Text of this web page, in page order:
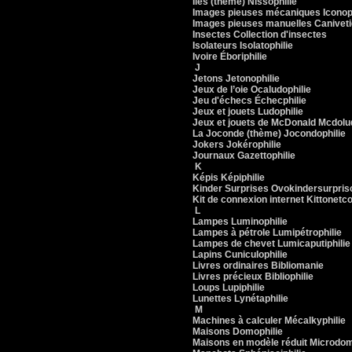
Images pieuses mécaniques
Images pieuses manuelles
Insectes Collection d'insectes
Isolateurs Isolatophilie
Ivoire Éboriphilie
J
Jetons Jetonophilie
Jeux de l’oie Ocaludophilie
Jeu d'échecs Échecphilie
Jeux et jouets Ludophilie
Jeux et jouets de McDonald
La Joconde (thème) Jocondophilie
Jokers Jokérophilie
Journaux Gazettophilie
K
Képis Képiphilie
Kinder Surprises
Kit de connexion internet
L
Lampes Luminophilie
Lampes à pétrole Lumipétrophilie
Lampes de chevet Lumicaputiphilie
Lapins Cuniculophilie
Livres ordinaires Bibliomanie
Livres précieux Bibliophilie
Loups Lupiphilie
Lunettes Lynétaphilie
M
Machines à calculer Mécalkyphilie
Maisons Domophilie
Maisons en modèle réduit